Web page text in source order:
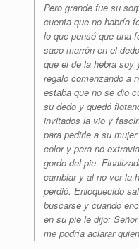
Pero grande fue su
cuenta que no habría
lo que pensó que una
saco marrón en el
que el de la hebra
regalo comenzando a
estaba que no se dio
su dedo y quedó
invitados la vio y
para pedirle a su
color y para no
gordo del pie.
cambiar y al no ver la
perdió. Enloquecido
buscarse y cuando
en su pie le dijo:
me podría aclarar